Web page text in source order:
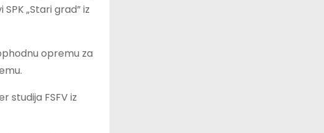
„Stari grad” iz
opremu za
studija FSFV iz